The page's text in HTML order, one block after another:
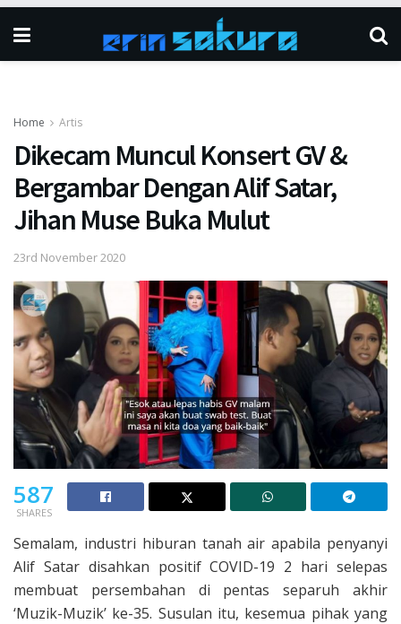
Home Artis
Dikecam Muncul Konsert GV &
Bergambar Dengan Alif Satar,
Jihan Muse Buka Mulut
23rd November 2020
587
SHARES
Semalam, industri hiburan tanah air apabila penyanyi
Alif Satar disahkan positif COVID-19 2 hari selepas
membuat persembahan di pentas separuh akhir
‘Muzik-Muzik’ ke-35. Susulan itu, kesemua pihak yang